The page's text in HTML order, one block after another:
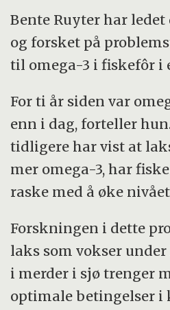
Bente Ruyter har
og forsket på
til omega-3 i fiskefôr i
For ti år siden var
enn i dag, forteller
tidligere har vist at
mer omega-3, har
raske med å øke
Forskningen i dette
laks som vokser
i merder i sjø trenger
optimale betingelser i